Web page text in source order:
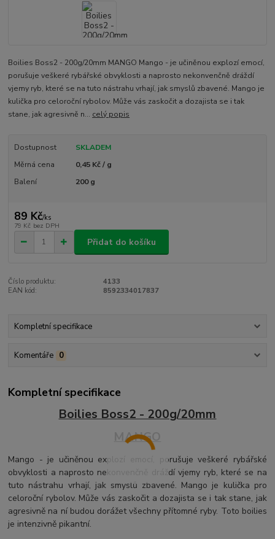
Boilies Boss2 - 200g/20mm MANGO Mango - je učiněnou explozí emocí,
porušuje veškeré rybářské obvyklosti a naprosto nekonvenčně dráždí
vjemy ryb, které se na tuto nástrahu vrhají, jak smyslů zbavené. Mango je
kulička pro celoroční rybolov. Může vás zaskočit a dozajista se i tak
stane, jak agresivně n... celý popis
Dostupnost
SKLADEM
Měrná cena
0,45 Kč / g
Balení
200 g
89 Kč/ks
79 Kč bez DPH
Přidat do košíku
Číslo produktu:
4133
EAN kód:
8592334017837
Kompletní specifikace
Komentáře 0
Kompletní specifikace
Boilies Boss2 - 200g/20mm
MANGO
Mango - je učiněnou explozí emocí, porušuje veškeré rybářské
obvyklosti a naprosto nekonvenčně dráždí vjemy ryb, které se na
tuto nástrahu vrhají, jak smyslů zbavené. Mango je kulička pro
celoroční rybolov. Může vás zaskočit a dozajista se i tak stane, jak
agresivně na ní budou dorážet všechny přítomné ryby. Toto boilies
je intenzivně pikantní.